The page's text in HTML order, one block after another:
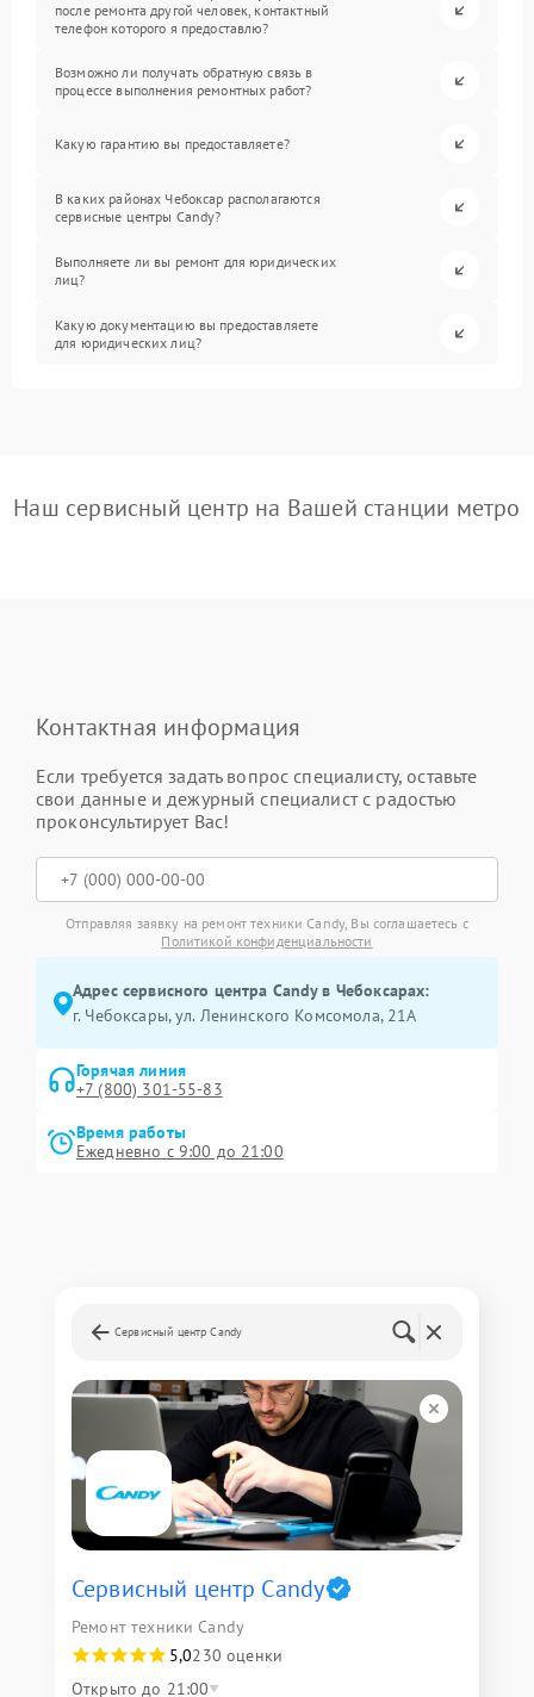
после ремонта другой человек, контактный
телефон которого я предоставлю?
Возможно ли получать обратную связь в
процессе выполнения ремонтных работ?
Какую гарантию вы предоставляете?
В каких районах Чебоксар располагаются
сервисные центры Candy?
Выполняете ли вы ремонт для юридических
лиц?
Какую документацию вы предоставляете
для юридических лиц?
Наш сервисный центр на Вашей станции метро
Контактная информация
Если требуется задать вопрос специалисту, оставьте
свои данные и дежурный специалист с радостью
проконсультирует Вас!
Отправляя заявку на ремонт техники Candy, Вы соглашаетесь с
Политикой конфиденциальности
Адрес сервисного центра Candy в Чебоксарах:
г. Чебоксары, ул. Ленинского Комсомола, 21А
Горячая линия
+7 (800) 301-55-83
Время работы
Ежедневно с 9:00 до 21:00
Сервисный центр Candy
Сервисный центр Candy
Ремонт техники Candy
5,0230 оценки
Открыто до 21:00